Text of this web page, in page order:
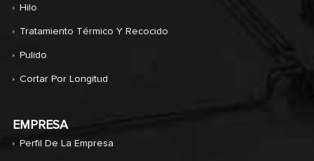
Hilo
Tratamiento Térmico Y Recocido
Pulido
Cortar Por Longitud
EMPRESA
Perfil De La Empresa